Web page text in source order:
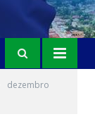
dezembro